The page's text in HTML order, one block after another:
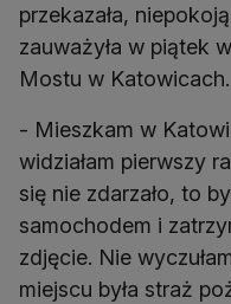
przekazała,
zauważyła w piątek
Mostu w Katowicach.
- Mieszkam w
widziałam pierwszy
się nie zdarzało, to
samochodem i
zdjęcie. Nie
miejscu była straż